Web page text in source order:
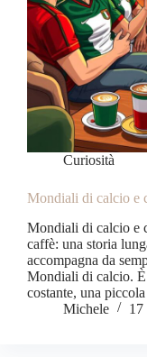
Curiosità
Mondiali di calcio e
Mondiali di calcio e
caffè: una storia
accompagna da
Mondiali di calcio. È
costante, una
Michele
17